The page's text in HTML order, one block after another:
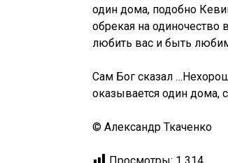
один дома, подобно
обрекая на одиночество
любить вас и быть
Сам Бог сказал
оказывается один дома,
©️ Александр Ткаченко